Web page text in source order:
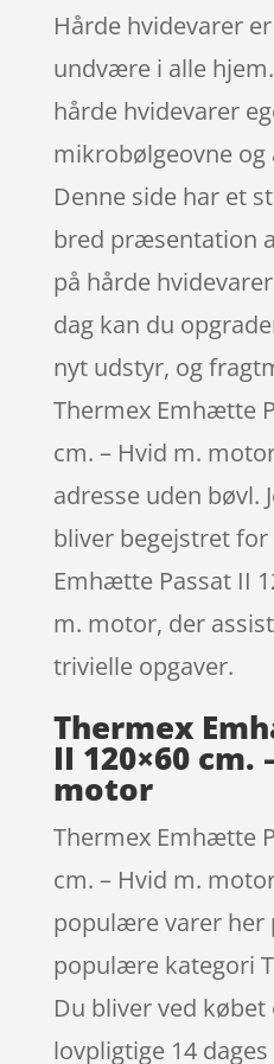
Hårde hvidevarer
undvære i alle
hårde hvidevarer
mikrobølgeovne og
Denne side har et
bred præsentation
på hårde
dag kan du
nyt udstyr, og
Thermex Emhætte
cm. – Hvid m.
adresse uden bøvl.
bliver begejstret
Emhætte Passat II
m. motor, der
trivielle opgaver.
Thermex
II 120×60 cm.
motor
Thermex Emhætte
cm. – Hvid m.
populære varer her
populære kategori
Du bliver ved
lovpligtige 14